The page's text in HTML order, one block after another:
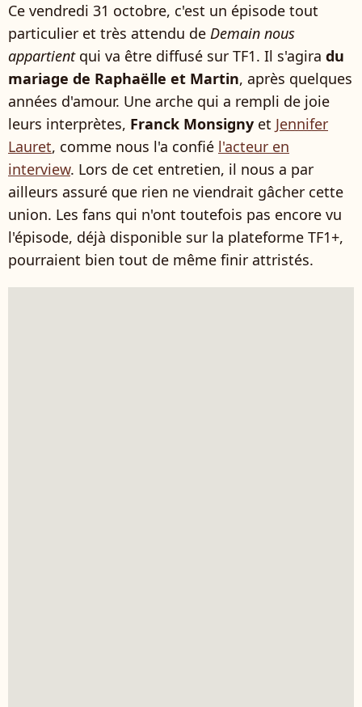
Ce vendredi 31 octobre, c'est un épisode tout
particulier et très attendu de Demain nous
appartientqui va être diffusé sur TF1. Il s'agira du
mariage de Raphaëlle et Martin, après quelques
années d'amour. Une arche qui a rempli de joie
leurs interprètes, Franck Monsigny et Jennifer
Lauret, comme nous l'a confié l'acteur en
interview. Lors de cet entretien, il nous a par
ailleurs assuré que rien ne viendrait gâcher cette
union. Les fans qui n'ont toutefois pas encore vu
l'épisode, déjà disponible sur la plateforme TF1+,
pourraient bien tout de même finir attristés.